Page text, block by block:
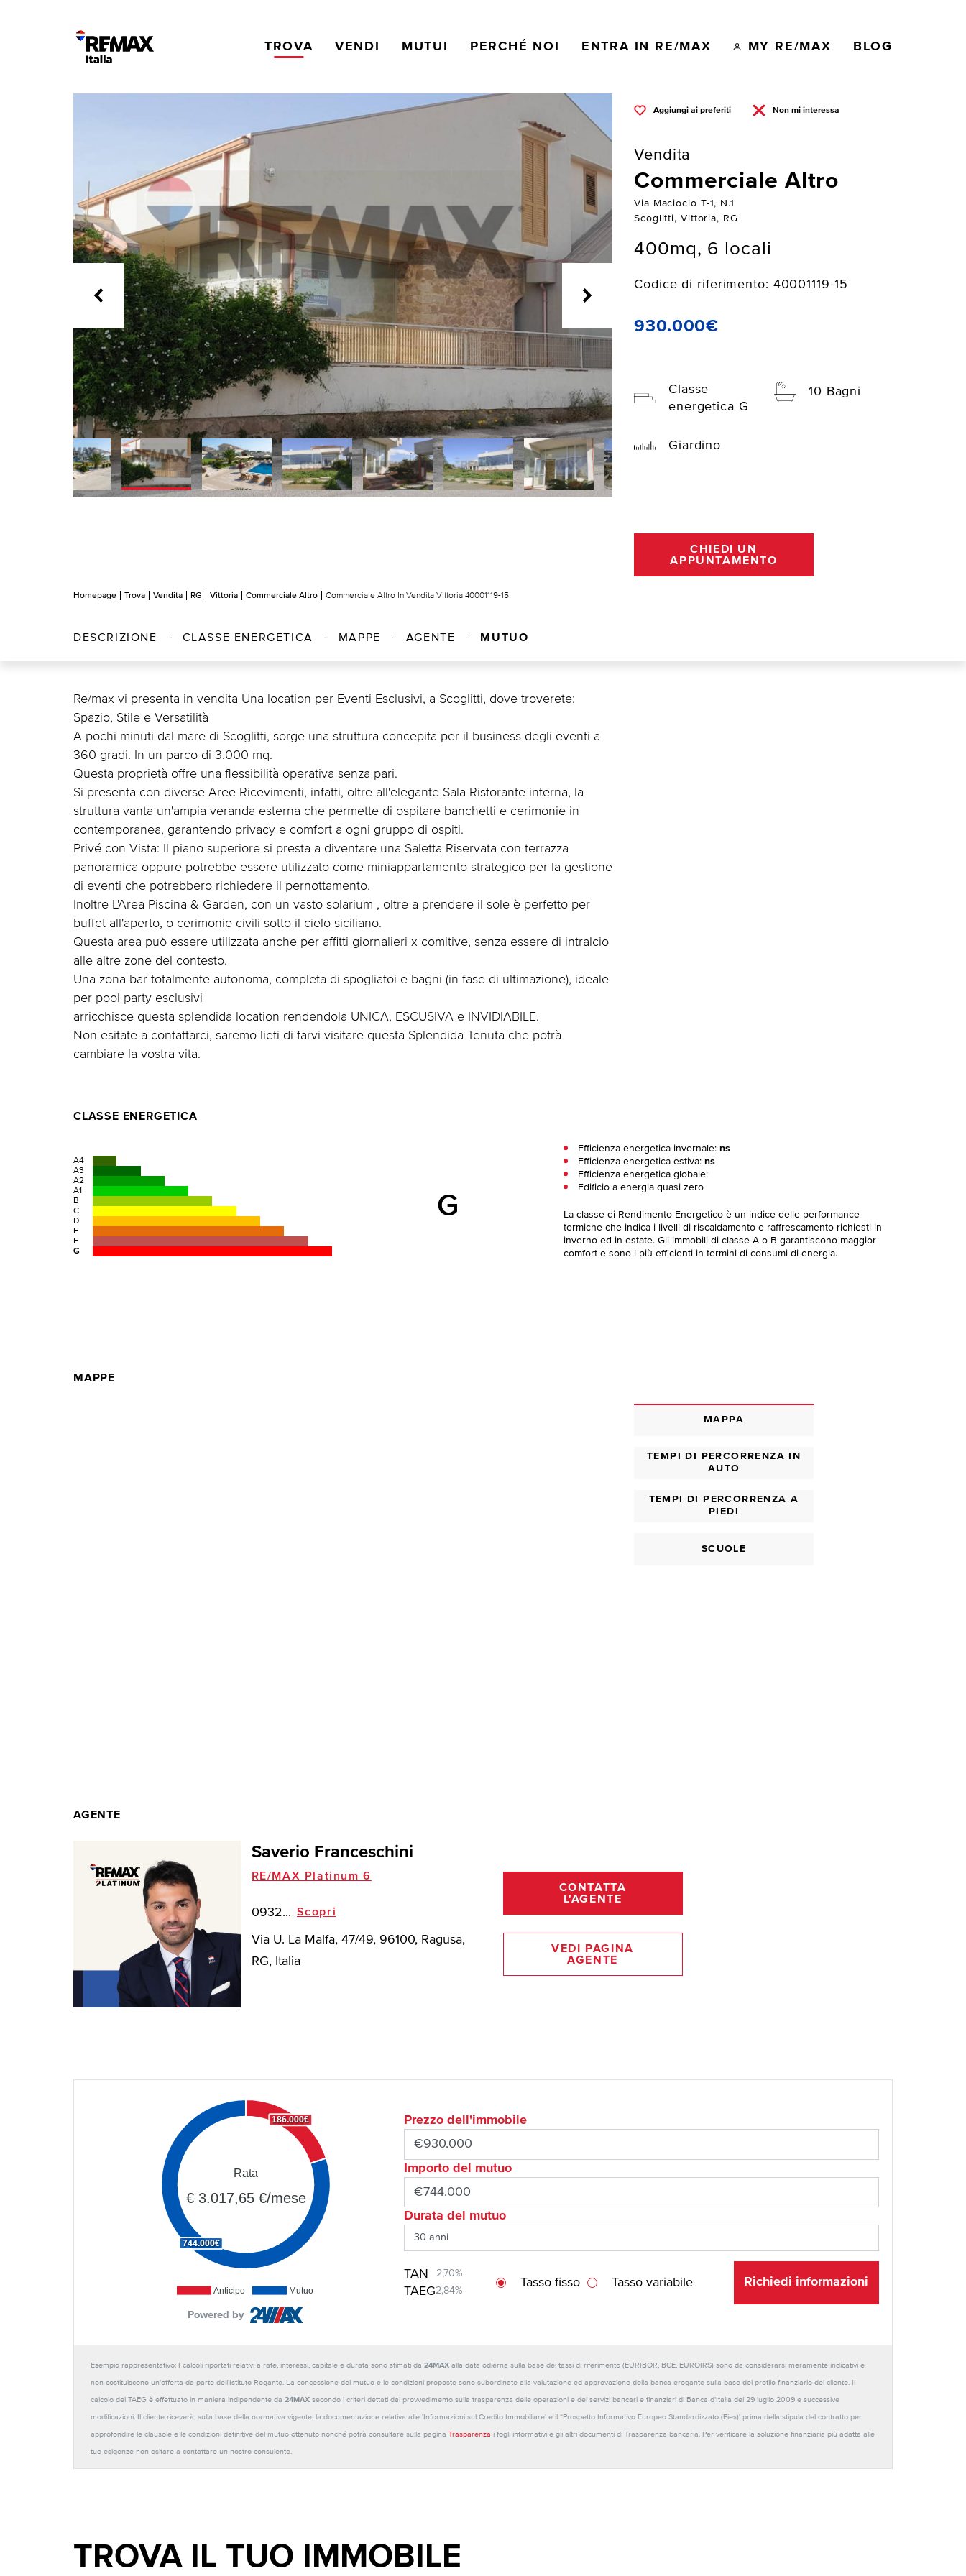
TROVA VENDI MUTUI PERCHÉ NOI ENTRA IN RE/MAX MY RE/MAX BLOG
Aggiungi ai preferiti Non mi interessa
Vendita
Commerciale Altro
Via Maciocio T-1, N.1
Scoglitti, Vittoria, RG
400mq, 6 locali
Codice di riferimento: 40001119-15
930.000€
Classe
energetica G
10 Bagni
Giardino
CHIEDI UN
APPUNTAMENTO
Homepage Trova Vendita RG Vittoria Commerciale Altro Commerciale Altro In Vendita Vittoria 40001119-15
DESCRIZIONE CLASSE ENERGETICA MAPPE AGENTE MUTUO
Re/max vi presenta in vendita Una location per Eventi Esclusivi, a Scoglitti, dove troverete:
Spazio, Stile e Versatilità
A pochi minuti dal mare di Scoglitti, sorge una struttura concepita per il business degli eventi a
360 gradi. In un parco di 3.000 mq.
Questa proprietà offre una flessibilità operativa senza pari.
Si presenta con diverse Aree Ricevimenti, infatti, oltre all'elegante Sala Ristorante interna, la
struttura vanta un'ampia veranda esterna che permette di ospitare banchetti e cerimonie in
contemporanea, garantendo privacy e comfort a ogni gruppo di ospiti.
Privé con Vista: Il piano superiore si presta a diventare una Saletta Riservata con terrazza
panoramica oppure potrebbe essere utilizzato come miniappartamento strategico per la gestione
di eventi che potrebbero richiedere il pernottamento.
Inoltre L'Area Piscina & Garden, con un vasto solarium , oltre a prendere il sole è perfetto per
buffet all'aperto, o cerimonie civili sotto il cielo siciliano.
Questa area può essere utilizzata anche per affitti giornalieri x comitive, senza essere di intralcio
alle altre zone del contesto.
Una zona bar totalmente autonoma, completa di spogliatoi e bagni (in fase di ultimazione), ideale
per pool party esclusivi
arricchisce questa splendida location rendendola UNICA, ESCUSIVA e INVIDIABILE.
Non esitate a contattarci, saremo lieti di farvi visitare questa Splendida Tenuta che potrà
cambiare la vostra vita.
CLASSE ENERGETICA
A4
A3
A2
A1
B
C
D
E
F
G
G
Efficienza energetica invernale:ns
Efficienza energetica estiva:ns
Efficienza energetica globale:
Edificio a energia quasi zero
La classe di Rendimento Energetico è un indice delle performance
termiche che indica i livelli di riscaldamento e raffrescamento richiesti in
inverno ed in estate. Gli immobili di classe A o B garantiscono maggior
comfort e sono i più efficienti in termini di consumi di energia.
MAPPE
MAPPA
TEMPI DI PERCORRENZA IN
AUTO
TEMPI DI PERCORRENZA A
PIEDI
SCUOLE
AGENTE
Saverio Franceschini
RE/MAX Platinum 6
0932... Scopri
Via U. La Malfa, 47/49, 96100, Ragusa,
RG, Italia
CONTATTA
L'AGENTE
VEDI PAGINA
AGENTE
Anticipo Mutuo
186.000€
744.000€
Rata
€ 3.017,65 €/mese
Powered by
Prezzo dell'immobile
Importo del mutuo
Durata del mutuo
TAN 2,70%
TAEG2,84%
Tasso fisso Tasso variabile Richiedi informazioni
Esempio rappresentativo: I calcoli riportati relativi a rate, interessi, capitale e durata sono stimati da 24MAXalla data odierna sulla base dei tassi di riferimento (EURIBOR, BCE, EUROIRS) sono da considerarsi meramente indicativi e
non costituiscono un'offerta da parte dell'Istituto Rogante. La concessione del mutuo e le condizioni proposte sono subordinate alla valutazione ed approvazione della banca erogante sulla base del profilo finanziario del cliente. Il
calcolo del TAEG è effettuato in maniera indipendente da 24MAXsecondo i criteri dettati dal provvedimento sulla trasparenza delle operazioni e dei servizi bancari e finanziari di Banca d'Italia del 29 luglio 2009 e successive
modificazioni. Il cliente riceverà, sulla base della normativa vigente, la documentazione relativa alle 'Informazioni sul Credito Immobiliare' e il “Prospetto Informativo Europeo Standardizzato (Pies)' prima della stipula del contratto per
approfondire le clausole e le condizioni definitive del mutuo ottenuto nonché potrà consultare sulla pagina Trasparenza i fogli informativi e gli altri documenti di Trasparenza bancaria. Per verificare la soluzione finanziaria più adatta alle
tue esigenze non esitare a contattare un nostro consulente.
TROVA IL TUO IMMOBILE